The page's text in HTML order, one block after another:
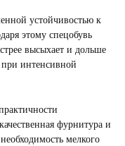
устойчивостью к
этому спецобувь
высыхает и дольше
интенсивной
фурнитура и
мелкого